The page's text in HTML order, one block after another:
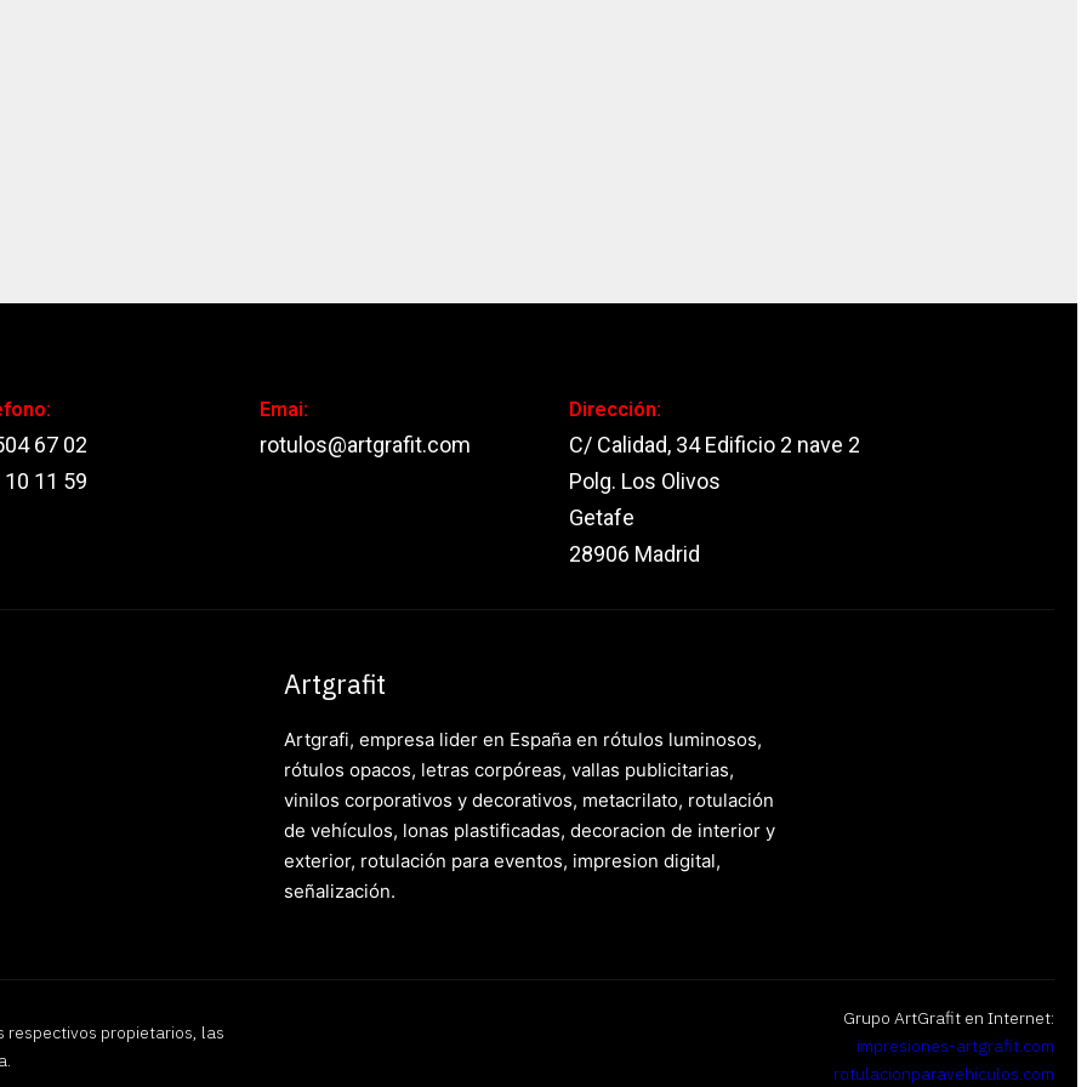
67 02
10 11 59
Emai:
rotulos@artgrafit.com
Dirección:
C/ Calidad, 34 Edificio 2 nave 2
Polg. Los Olivos
Getafe
28906 Madrid
Artgrafit
Artgrafi, empresa lider en España en rótulos luminosos,
rótulos opacos, letras corpóreas, vallas publicitarias,
vinilos corporativos y decorativos, metacrilato, rotulación
de vehículos, lonas plastificadas, decoracion de interior y
exterior, rotulación para eventos, impresion digital,
señalización.
respectivos propietarios, las
Grupo ArtGrafit en Internet:
impresiones-artgrafit.com
rotulacionparavehiculos.com